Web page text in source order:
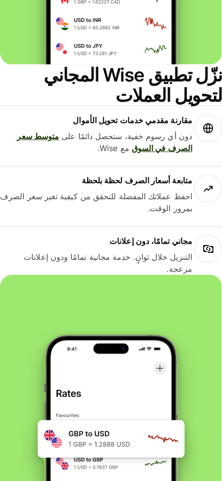
نزّل تطبيق Wise المجاني
العملات
مقارنة مقدمي خدمات تحويل الأموال
دون أي رسوم خفية، ستحصل دائمًا علىمتوسط ​​سعر
الصرف في السوقمع Wise.
متابعة أسعار الصرف لحظة بلحظة
احفظ عملاتك المفضلة للتحقق من كيفية تغير سعر الصرف
بمرور الوقت.
مجاني تمامًا، دون إعلانات
التنزيل خلال ثوانٍ. خدمة مجانية تمامًا ودون إعلانات
مزعجة.